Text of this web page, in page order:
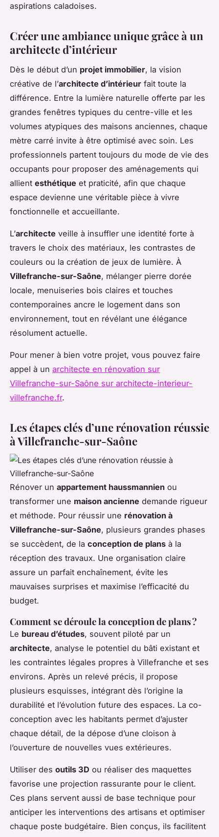
aspirations caladoises.
Créer une ambiance unique grâce à un
architecte d’intérieur
Dès le début d’un projet immobilier, la vision
créative de l’architecte d’intérieur fait toute la
différence. Entre la lumière naturelle offerte par les
grandes fenêtres typiques du centre-ville et les
volumes atypiques des maisons anciennes, chaque
mètre carré invite à être optimisé avec soin. Les
professionnels partent toujours du mode de vie des
occupants pour proposer des aménagements qui
allient esthétique et praticité, afin que chaque
espace devienne une véritable pièce à vivre
fonctionnelle et accueillante.
L’architecte veille à insuffler une identité forte à
travers le choix des matériaux, les contrastes de
couleurs ou la création de jeux de lumière. À
Villefranche-sur-Saône, mélanger pierre dorée
locale, menuiseries bois claires et touches
contemporaines ancre le logement dans son
environnement, tout en révélant une élégance
résolument actuelle.
Pour mener à bien votre projet, vous pouvez faire
appel à un architecte en rénovation sur
Villefranche-sur-Saône sur architecte-interieur-
villefranche.fr.
Les étapes clés d’une rénovation réussie
à Villefranche-sur-Saône
Rénover un appartement haussmannien ou
transformer une maison ancienne demande rigueur
et méthode. Pour réussir une rénovation à
Villefranche-sur-Saône, plusieurs grandes phases
se succèdent, de la conception de plans à la
réception des travaux. Une organisation claire
assure un parfait enchaînement, évite les
mauvaises surprises et maximise l’efficacité du
budget.
Comment se déroule la conception de plans ?
Le bureau d’études, souvent piloté par un
architecte, analyse le potentiel du bâti existant et
les contraintes légales propres à Villefranche et ses
environs. Après un relevé précis, il propose
plusieurs esquisses, intégrant dès l’origine la
durabilité et l’évolution future des espaces. La co-
conception avec les habitants permet d’ajuster
chaque détail, de la dépose d’une cloison à
l’ouverture de nouvelles vues extérieures.
Utiliser des outils 3D ou réaliser des maquettes
favorise une projection rassurante pour le client.
Ces plans servent aussi de base technique pour
anticiper les interventions des artisans et optimiser
chaque poste budgétaire. Bien conçus, ils facilitent